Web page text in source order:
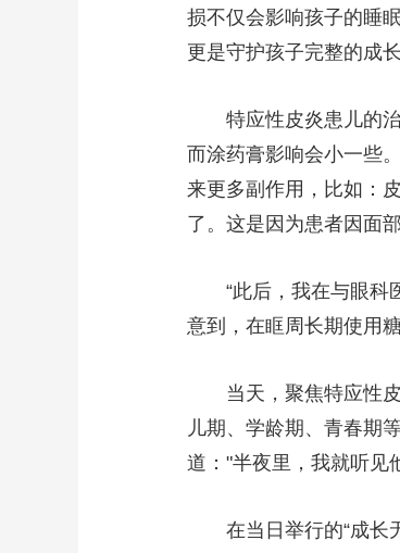
CCTV.节目官网 直播 节目单
损不仅会影响孩子的睡
更是守护孩子完整的成长
特应性皮炎患儿的
而涂药膏影响会小一些
来更多副作用，比如：
了。这是因为患者因面
“此后，我在与眼科
意到，在眶周长期使用
当天，聚焦特应性
儿期、学龄期、青春期
道："半夜里，我就听见
在当日举行的“成长